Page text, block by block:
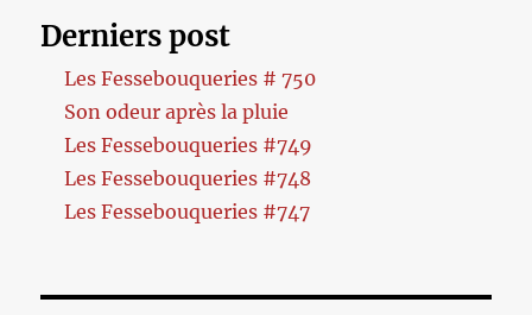
Derniers post
Les Fessebouqueries # 750
Son odeur après la pluie
Les Fessebouqueries #749
Les Fessebouqueries #748
Les Fessebouqueries #747